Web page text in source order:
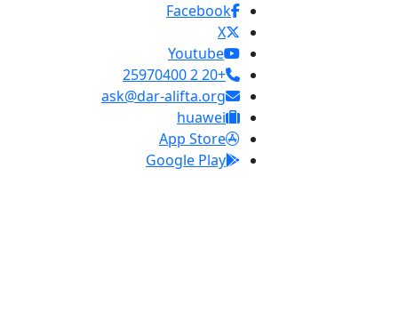
Facebook
X
Youtube
+20 2 25970400
ask@dar-alifta.org
huawei
App Store
Google Play